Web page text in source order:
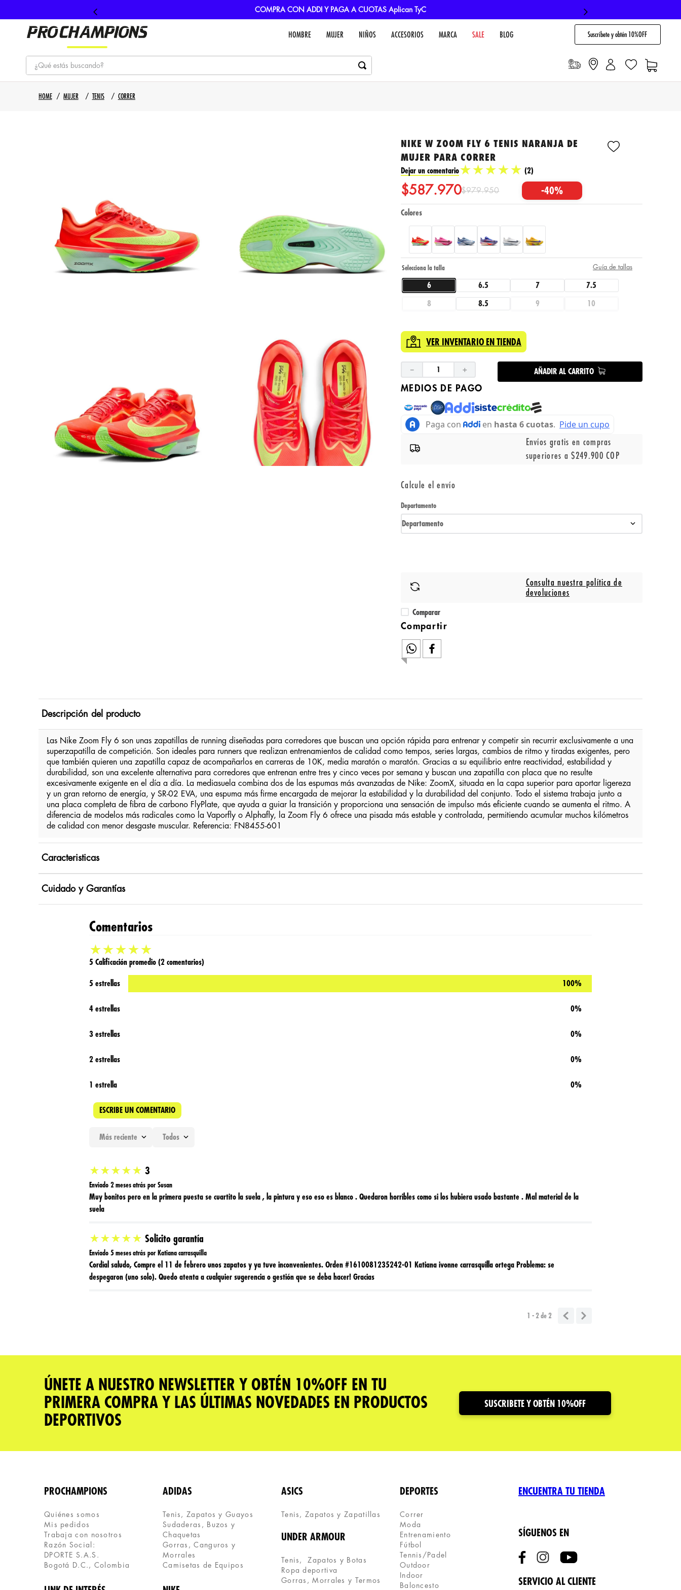
COMPRA CON ADDI Y PAGA A CUOTAS Aplican TyC
HOMBRE MUJER NIÑOS ACCESORIOS MARCA SALE BLOG Suscribete y obtén 10%OFF
¿Qué estás buscando?
1. tenis
MUJER TENIS CORRER
NIKE W ZOOM FLY 6 TENIS NARANJA DE
MUJER PARA CORRER
Dejar un comentario★★★★★ (2)
$587.970$979.950 -40%
Colores
6 6.5 7 7.5
8 8.5 9 10
Guía de tallas
VER INVENTARIO EN TIENDA
＋
－ AÑADIR AL CARRITO
MEDIOS DE PAGO
Envíos gratis en compras
superiores a $249.900 COP
Calcule el envío
Departamento
Departamento
Consulta nuestra política de
devoluciones
Comparar
Descripción del producto
Las Nike Zoom Fly 6 son unas zapatillas de running diseñadas para corredores que buscan una opción rápida para entrenar y competir sin recurrir exclusivamente a una
superzapatilla de competición. Son ideales para runners que realizan entrenamientos de calidad como tempos, series largas, cambios de ritmo y tiradas exigentes, pero
que también quieren una zapatilla capaz de acompañarlos en carreras de 10K, media maratón o maratón. Gracias a su equilibrio entre reactividad, estabilidad y
durabilidad, son una excelente alternativa para corredores que entrenan entre tres y cinco veces por semana y buscan una zapatilla con placa que no resulte
excesivamente exigente en el día a día. La mediasuela combina dos de las espumas más avanzadas de Nike: ZoomX, situada en la capa superior para aportar ligereza
y un gran retorno de energía, y SR-02 EVA, una espuma más firme encargada de mejorar la estabilidad y la durabilidad del conjunto. Todo el sistema trabaja junto a
una placa completa de fibra de carbono FlyPlate, que ayuda a guiar la transición y proporciona una sensación de impulso más eficiente cuando se aumenta el ritmo. A
diferencia de modelos más radicales como la Vaporfly o Alphafly, la Zoom Fly 6 ofrece una pisada más estable y controlada, permitiendo acumular muchos kilómetros
de calidad con menor desgaste muscular. Referencia: FN8455-601
Caracteristicas
Cuidado y Garantías
Comentarios
★★★★★
5 Calificación promedio (2 comentarios)
5 estrellas 100%
4 estrellas 0%
3 estrellas 0%
2 estrellas 0%
1 estrella 0%
ESCRIBE UN COMENTARIO
Título
★★★★★
Tu nombre
Más reciente Todos
★★★★★ 3
Enviado 2 meses atrás por Susan
Muy bonitos pero en la primera puesta se cuartito la suela , la pintura y eso eso es blanco . Quedaron horribles como si los hubiera usado bastante . Mal material de la
suela
★★★★★ Solicito garantía
Enviado 5 meses atrás por Katiana carrasquilla
Cordial saludo, Compre el 11 de febrero unos zapatos y ya tuve inconvenientes. Orden #1610081235242-01 Katiana ivonne carrasquilla ortega Problema: se
despegaron (uno solo). Quedo atenta a cualquier sugerencia o gestión que se deba hacer! Gracias
1 - 2de 2
ÚNETE A NUESTRO NEWSLETTER Y OBTÉN 10%OFF EN TU
PRIMERA COMPRA Y LAS ÚLTIMAS NOVEDADES EN PRODUCTOS
DEPORTIVOS
SUSCRIBETE Y OBTÉN 10%OFF
PROCHAMPIONS
Quiénes somos
Mis pedidos
Trabaja con nosotros
Razón Social:
DPORTE S.A.S.
Bogotá D.C., Colombia
ADIDAS
Tenis, Zapatos y Guayos
Sudaderas, Buzos y
Chaquetas
Gorras, Canguros y
Morrales
Camisetas de Equipos
ASICS
Tenis, Zapatos y Zapatillas
UNDER ARMOUR
Tenis,  Zapatos y Botas
Ropa deportiva
Gorras, Morrales y Termos
DEPORTES
Correr
Moda
Entrenamiento
Fútbol
Tennis/Padel
Outdoor
Indoor
Baloncesto
ENCUENTRA TU TIENDA
SÍGUENOS EN
SERVICIO AL CLIENTE